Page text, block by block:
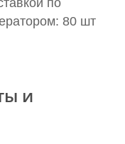
80 шт
и